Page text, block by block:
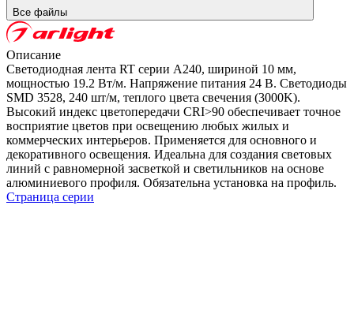
Все файлы
Описание
Светодиодная лента RT серии A240, шириной 10 мм,
мощностью 19.2 Вт/м. Напряжение питания 24 В. Светодиоды
SMD 3528, 240 шт/м, теплого цвета свечения (3000K).
Высокий индекс цветопередачи CRI>90 обеспечивает точное
восприятие цветов при освещению любых жилых и
коммерческих интерьеров. Применяется для основного и
декоративного освещения. Идеальна для создания световых
линий с равномерной засветкой и светильников на основе
алюминиевого профиля. Обязательна установка на профиль.
Страница серии